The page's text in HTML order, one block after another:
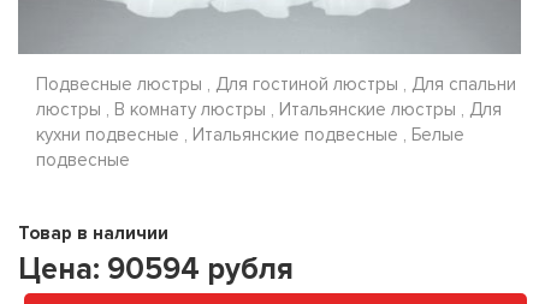
Подвесные люстры , Для гостиной люстры , Для спальни
люстры , В комнату люстры , Итальянские люстры , Для
кухни подвесные , Итальянские подвесные , Белые
подвесные
Товар в наличии
Цена: 90594 рубля